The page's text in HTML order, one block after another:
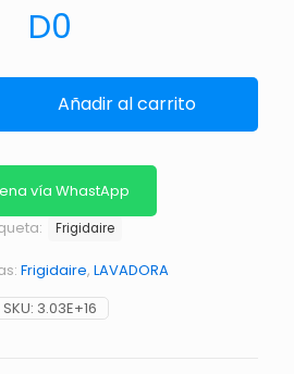
D0
Añadir al carrito
vía WhastApp
SKU: 3.03E+16
Frigidaire, LAVADORA
Frigidaire